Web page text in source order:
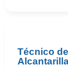
Técnico